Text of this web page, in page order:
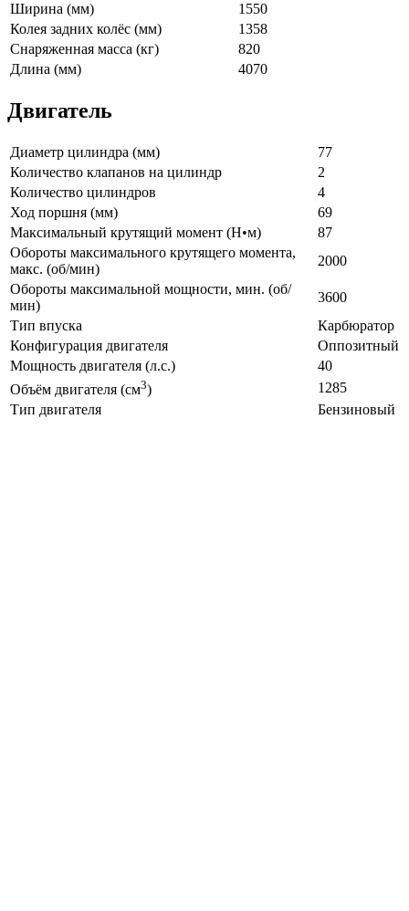
Ширина (мм)
1550
Колея задних колёс (мм)
1358
Снаряженная масса (кг)
820
Длина (мм)
4070
Двигатель
Диаметр цилиндра (мм)
77
Количество клапанов на цилиндр
2
Количество цилиндров
4
Ход поршня (мм)
69
Максимальный крутящий момент (Н•м)
87
Обороты максимального крутящего момента,
макс. (об/мин)
2000
Обороты максимальной мощности, мин. (об/
мин)
3600
Тип впуска
Карбюратор
Конфигурация двигателя
Оппозитный
Мощность двигателя (л.с.)
40
Объём двигателя (см3)
1285
Тип двигателя
Бензиновый